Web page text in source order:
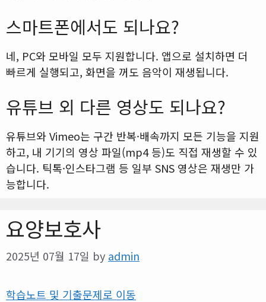
스마트폰에서도 되나요?
네, PC와 모바일 모두 지원합니다. 앱으로 설치하면 더
빠르게 실행되고, 화면을 꺼도 음악이 재생됩니다.
유튜브 외 다른 영상도 되나요?
유튜브와 Vimeo는 구간 반복·배속까지 모든 기능을 지원
하고, 내 기기의 영상 파일(mp4 등)도 직접 재생할 수 있
습니다. 틱톡·인스타그램 등 일부 SNS 영상은 재생만 가
능합니다.
요양보호사
2025년 07월 17일 by admin
학습노트 및 기출문제로 이동